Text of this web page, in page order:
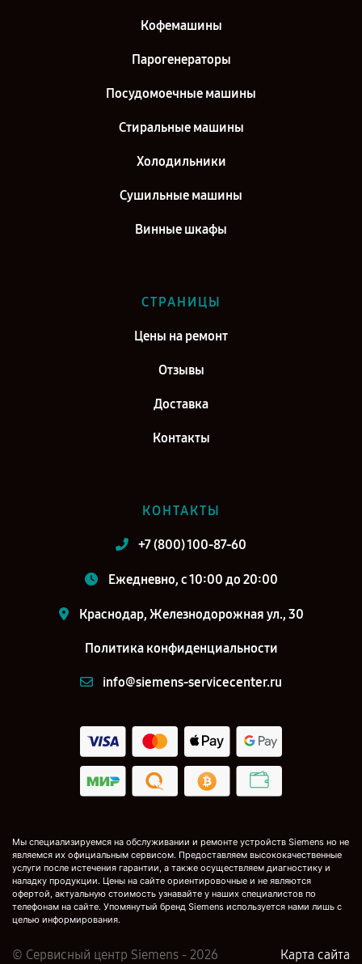
Кофемашины
Парогенераторы
Посудомоечные машины
Стиральные машины
Холодильники
Сушильные машины
Винные шкафы
СТРАНИЦЫ
Цены на ремонт
Отзывы
Доставка
Контакты
КОНТАКТЫ
+7 (800) 100-87-60
Ежедневно, с 10:00 до 20:00
Краснодар, Железнодорожная ул., 30
Политика конфиденциальности
info@siemens-servicecenter.ru
Мы специализируемся на обслуживании и ремонте устройств Siemens но не
являемся их официальным сервисом. Предоставляем высококачественные
услуги после истечения гарантии, а также осуществляем диагностику и
наладку продукции. Цены на сайте ориентировочные и не являются
офертой, актуальную стоимость узнавайте у наших специалистов по
телефонам на сайте. Упомянутый бренд Siemens используется нами лишь с
целью информирования.
© Сервисный центр Siemens - 2026 Карта сайта